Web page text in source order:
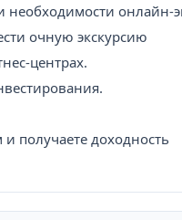
онлайн-
очную экскурсию
центрах.
получаете доходность